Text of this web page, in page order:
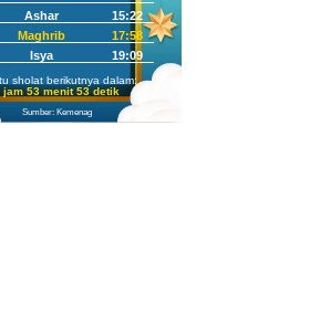
Ashar
15:22
Maghrib
17:58
Isya
19:09
sholat berikutnya dalam:
jam 53 menit 51 detik
Sumber: Kemenag